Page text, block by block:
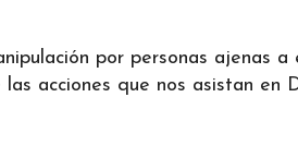
por personas ajenas
acciones que nos asistan en